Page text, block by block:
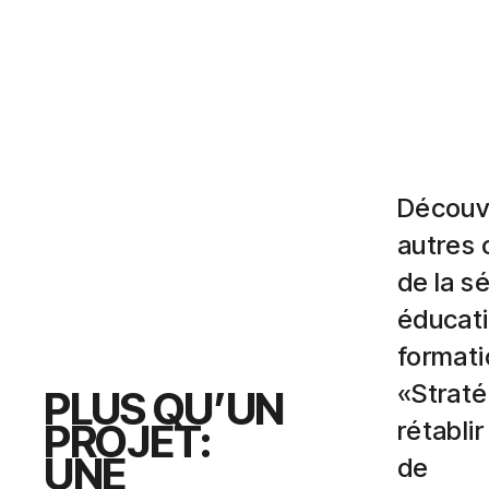
PLUS QU’UN
PROJET:
UNE
autres
de la
de